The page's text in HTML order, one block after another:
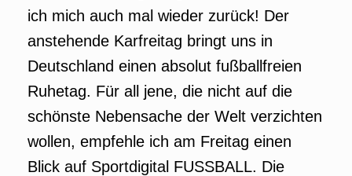
ich mich auch mal wieder zurück! Der
anstehende Karfreitag bringt uns in
Deutschland einen absolut fußballfreien
Ruhetag. Für all jene, die nicht auf die
schönste Nebensache der Welt verzichten
wollen, empfehle ich am Freitag einen
Blick auf Sportdigital FUSSBALL. Die